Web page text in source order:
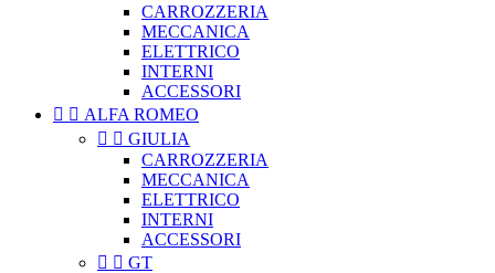
CARROZZERIA
MECCANICA
ELETTRICO
INTERNI
ACCESSORI
  ALFA ROMEO
  GIULIA
CARROZZERIA
MECCANICA
ELETTRICO
INTERNI
ACCESSORI
  GT